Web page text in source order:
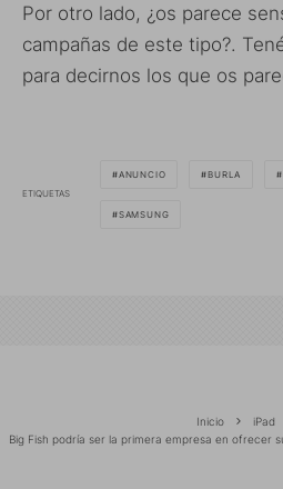
Por otro lado, ¿os parece
campañas de este tipo?.
para decirnos los que os
ETIQUETAS
ANUNCIO BURLA
SAMSUNG
Inicio
iPad
Big Fish podría ser la primera empresa en ofrecer